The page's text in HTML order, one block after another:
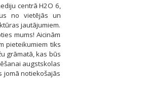
centrā H2O 6,
no vietējās un
jautājumiem.
mums! Aicinām
pieteikumiem tiks
grāmatā, kas būs
augstskolas
jomā notiekošajās